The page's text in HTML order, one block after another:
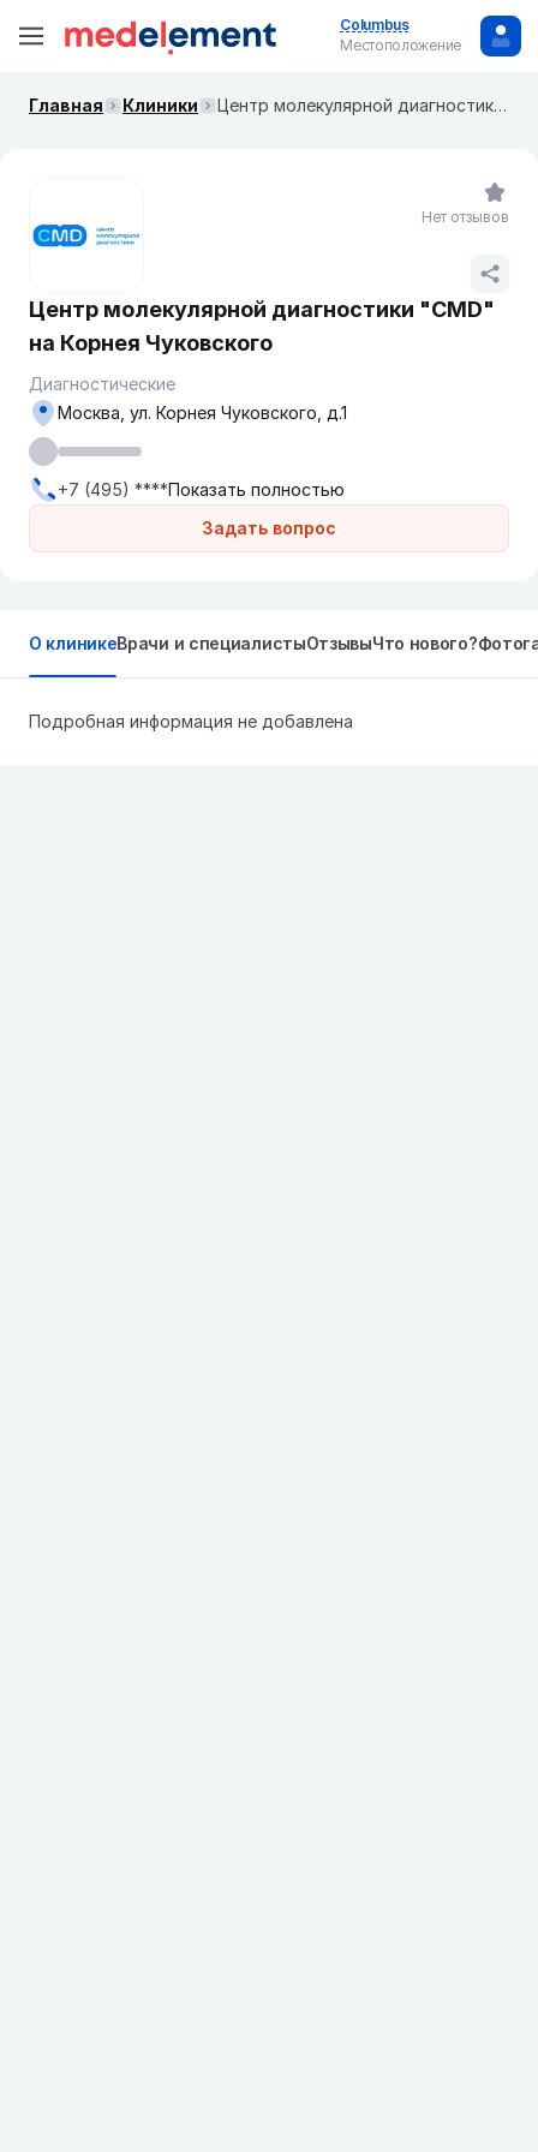
Columbus
Местоположение
Главная Клиники Центр молекулярной диагностики "CMD" на​ ​​Корнея Чуковского
Центр молекулярной диагностики "CMD"
на​ ​​Корнея Чуковского
Диагностические
Задать вопрос
Москва, ​ул. Корнея Чуковского, д.1
+7 (495) ****Показать полностью
Нет отзывов
О клиникеВрачи и специалистыОтзывыЧто нового?
Подробная информация не добавлена